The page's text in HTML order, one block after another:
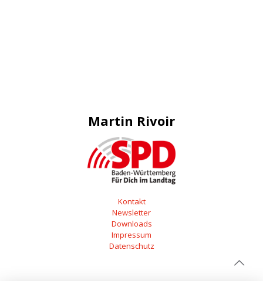
Martin Rivoir
Kontakt
Newsletter
Downloads
Impressum
Datenschutz